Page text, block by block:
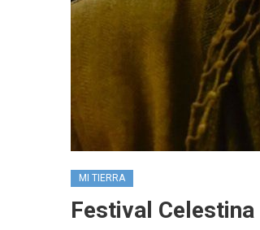
MI TIERRA
Festival